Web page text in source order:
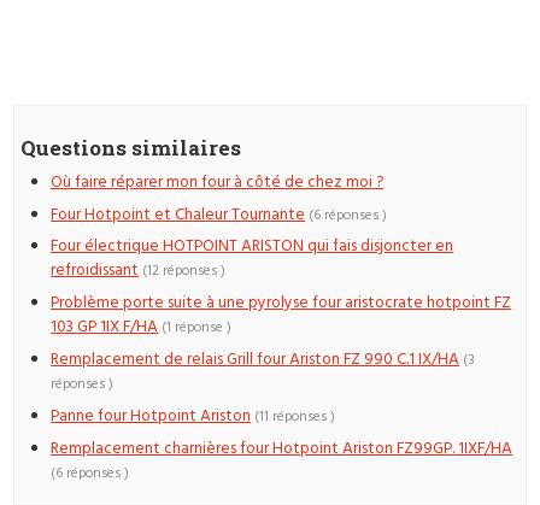
Questions similaires
Où faire réparer mon four à côté de chez moi ?
Four Hotpoint et Chaleur Tournante (6 réponses )
Four électrique HOTPOINT ARISTON qui fais disjoncter en
refroidissant (12 réponses )
Problème porte suite à une pyrolyse four aristocrate hotpoint FZ
103 GP 1IX F/HA (1 réponse )
Remplacement de relais Grill four Ariston FZ 990 C.1 IX/HA (3
réponses )
Panne four Hotpoint Ariston (11 réponses )
Remplacement charnières four Hotpoint Ariston FZ99GP. 1IXF/HA
(6 réponses )